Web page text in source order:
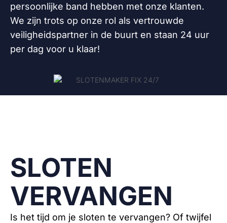
persoonlijke band hebben met onze klanten.
We zijn trots op onze rol als vertrouwde
veiligheidspartner in de buurt en staan 24 uur
per dag voor u klaar!
SLOTEN
VERVANGEN
Is het tijd om je sloten te vervangen? Of twijfel